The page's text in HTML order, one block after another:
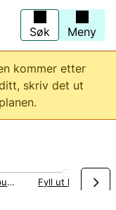
Søk Meny
kommer etter
skriv det ut
Legg til punkter